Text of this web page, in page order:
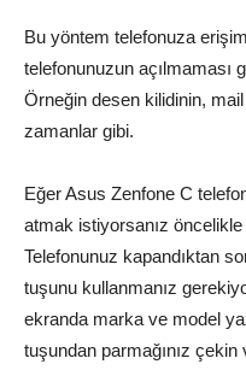
Bu yöntem telefonuza
telefonunuzun açılmaması
Örneğin desen kilidinin,
zamanlar gibi.
Eğer Asus Zenfone C
atmak istiyorsanız
Telefonunuz kapandıktan
tuşunu kullanmanız
ekranda marka ve model
tuşundan parmağınız